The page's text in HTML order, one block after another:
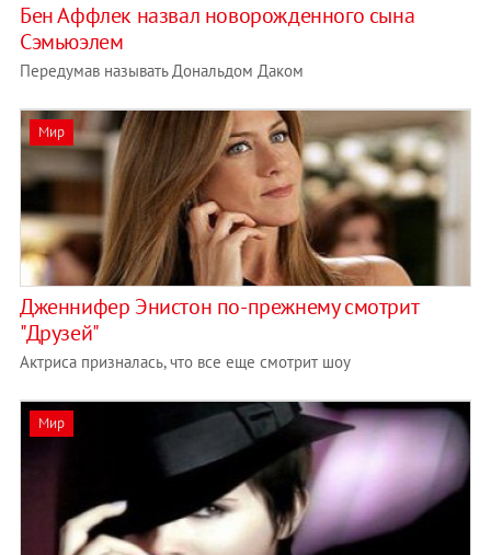
Бен Аффлек назвал новорожденного сына
Сэмьюэлем
Передумав называть Дональдом Даком
Мир
Дженнифер Энистон по-прежнему смотрит
"Друзей"
Актриса призналась, что все еще смотрит шоу
Мир